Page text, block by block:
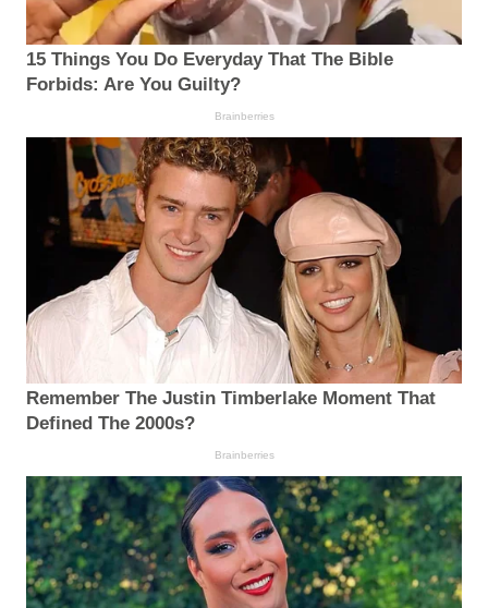
15 Things You Do Everyday That The Bible
Forbids: Are You Guilty?
Brainberries
Remember The Justin Timberlake Moment That
Defined The 2000s?
Brainberries